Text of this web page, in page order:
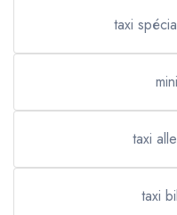
taxi
taxi
taxi